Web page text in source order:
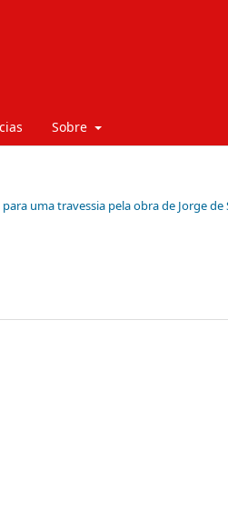
Sobre
para uma travessia pela obra de Jorge